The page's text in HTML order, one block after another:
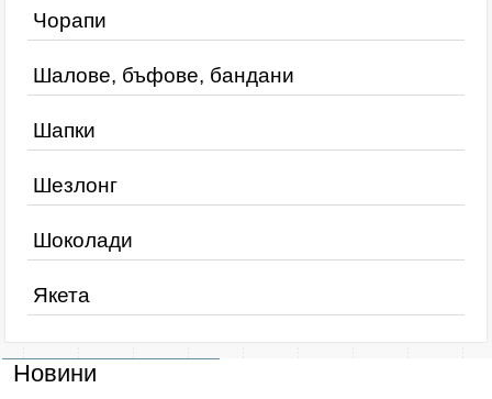
Чорапи
Шалове, бъфове, бандани
Шапки
Шезлонг
Шоколади
Якета
Новини